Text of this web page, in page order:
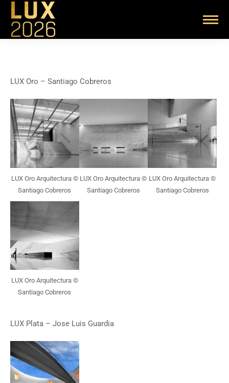
LUX Oro – Santiago Cobreros
LUX Oro Arquitectura ©
Santiago Cobreros
LUX Oro Arquitectura ©
Santiago Cobreros
LUX Oro Arquitectura ©
Santiago Cobreros
LUX Oro Arquitectura ©
Santiago Cobreros
LUX Plata – Jose Luis Guardia